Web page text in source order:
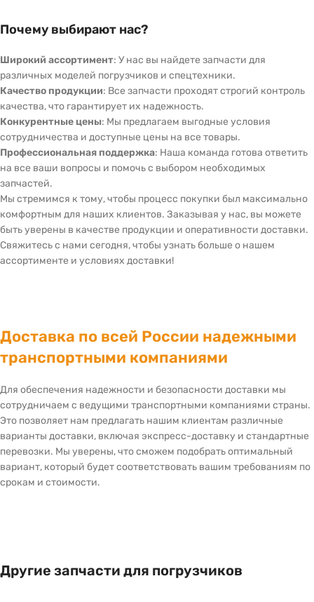
Почему выбирают нас?
Широкий ассортимент: У нас вы найдете запчасти для
различных моделей погрузчиков и спецтехники.
Качество продукции: Все запчасти проходят строгий контроль
качества, что гарантирует их надежность.
Конкурентные цены: Мы предлагаем выгодные условия
сотрудничества и доступные цены на все товары.
Профессиональная поддержка: Наша команда готова ответить
на все ваши вопросы и помочь с выбором необходимых
запчастей.
Мы стремимся к тому, чтобы процесс покупки был максимально
комфортным для наших клиентов. Заказывая у нас, вы можете
быть уверены в качестве продукции и оперативности доставки.
Свяжитесь с нами сегодня, чтобы узнать больше о нашем
ассортименте и условиях доставки!
Доставка по всей России надежными
транспортными компаниями
Для обеспечения надежности и безопасности доставки мы
сотрудничаем с ведущими транспортными компаниями страны.
Это позволяет нам предлагать нашим клиентам различные
варианты доставки, включая экспресс-доставку и стандартные
перевозки. Мы уверены, что сможем подобрать оптимальный
вариант, который будет соответствовать вашим требованиям по
срокам и стоимости.
Другие запчасти для погрузчиков